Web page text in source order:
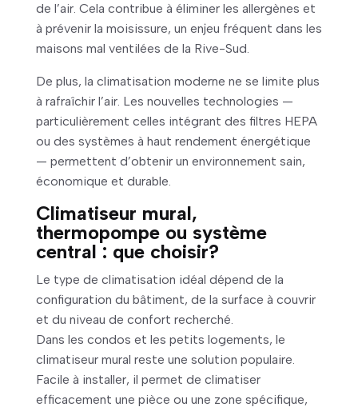
de l’air. Cela contribue à éliminer les allergènes et
à prévenir la moisissure, un enjeu fréquent dans les
maisons mal ventilées de la Rive-Sud.
De plus, la climatisation moderne ne se limite plus
à rafraîchir l’air. Les nouvelles technologies —
particulièrement celles intégrant des filtres HEPA
ou des systèmes à haut rendement énergétique
— permettent d’obtenir un environnement sain,
économique et durable.
Climatiseur mural,
thermopompe ou système
central : que choisir?
Le type de climatisation idéal dépend de la
configuration du bâtiment, de la surface à couvrir
et du niveau de confort recherché.
Dans les condos et les petits logements, le
climatiseur mural reste une solution populaire.
Facile à installer, il permet de climatiser
efficacement une pièce ou une zone spécifique,